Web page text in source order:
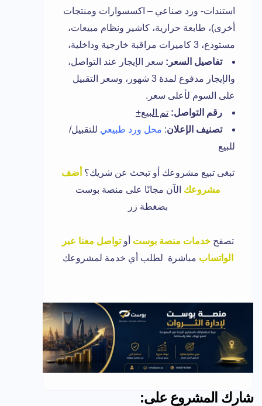
استندات- ورد صناعي – اكسسوارات ومنتجات
أخرى)، طابعة حرارية، كاشير ونظام مبيعات،
مستودع، 3 كاميرات مراقبة خارجية وداخلية،
تفاصيل السعر: سعر الإيجار عند التواصل،
والإيجار مدفوع لمدة 3 شهور، وسعر التقبيل
على السوم لأعلى سعر.
رقم التواصل: تم البيع+
تصنيف الإعلان: محل ورد طبيعي للتقبيل/
للبيع
تبغى تبيع مشروعك أو تبحث عن شريك؟ أضف
مشروعك الآن مجانًا على منصة بوست
بضغطة زر
تصفح خدمات منصة بوست أو تواصل معنا عبر
الواتساب مباشرة لطلب أي خدمة لمشروعك
شارك المشروع على: